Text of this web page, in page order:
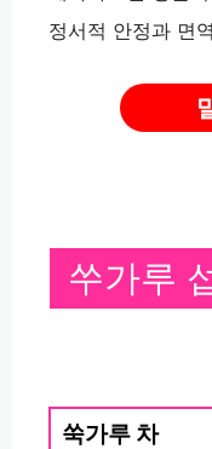
정서적 안정과 면
쑤가루
쑥가루 차